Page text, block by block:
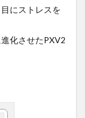
にストレスを
化させたPXV2